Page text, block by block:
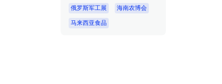
俄罗斯军工展 海南农博会
马来西亚食品